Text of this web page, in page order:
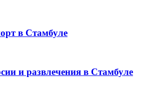
в Стамбуле
и развлечения в Стамбуле